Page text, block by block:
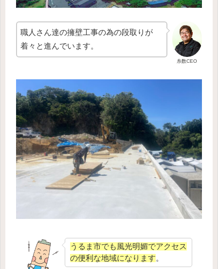
糸数CEO
職人さん達の擁壁工事の為の段取りが
着々と進んでいます。
うるま市でも風光明媚でアクセス
の便利な地域になります。